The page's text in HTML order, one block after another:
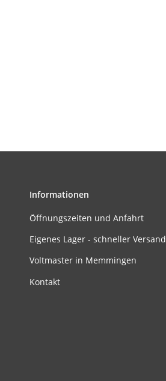
Informationen
Öffnungszeiten und Anfahrt
Eigenes Lager - schneller Versand
Voltmaster in Memmingen
Kontakt